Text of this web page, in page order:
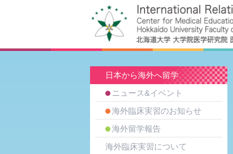
日本から海外へ留学
ニュース&イベント
海外臨床実習のお知らせ
海外留学報告
海外臨床実習について